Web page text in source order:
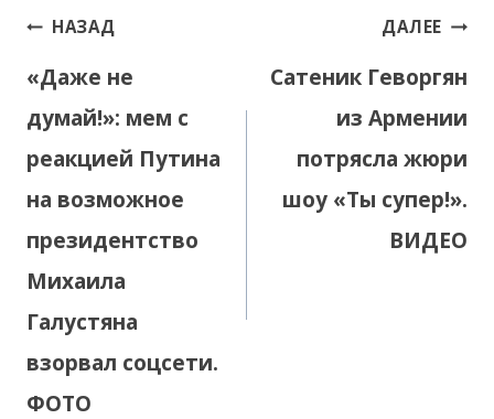
Навигация
записям
НАЗАД
«Даже не
думай!»: мем с
реакцией Путина
на возможное
президентство
Михаила
Галустяна
взорвал соцсети.
ФОТО
ДАЛЕЕ
Сатеник Геворгян
из Армении
потрясла жюри
шоу «Ты супер!».
ВИДЕО